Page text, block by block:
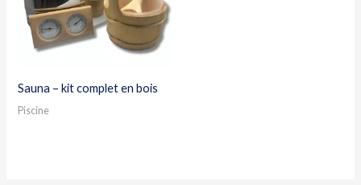
Sauna – kit complet en bois
Piscine